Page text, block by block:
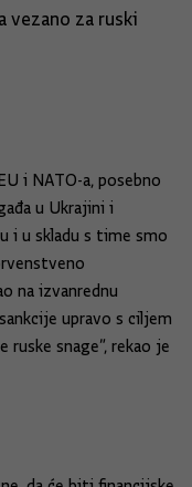
vezano za ruski
i NATO-a, posebno
u Ukrajini i
i u skladu s time smo
na izvanrednu
upravo s ciljem
ruske snage”, rekao je